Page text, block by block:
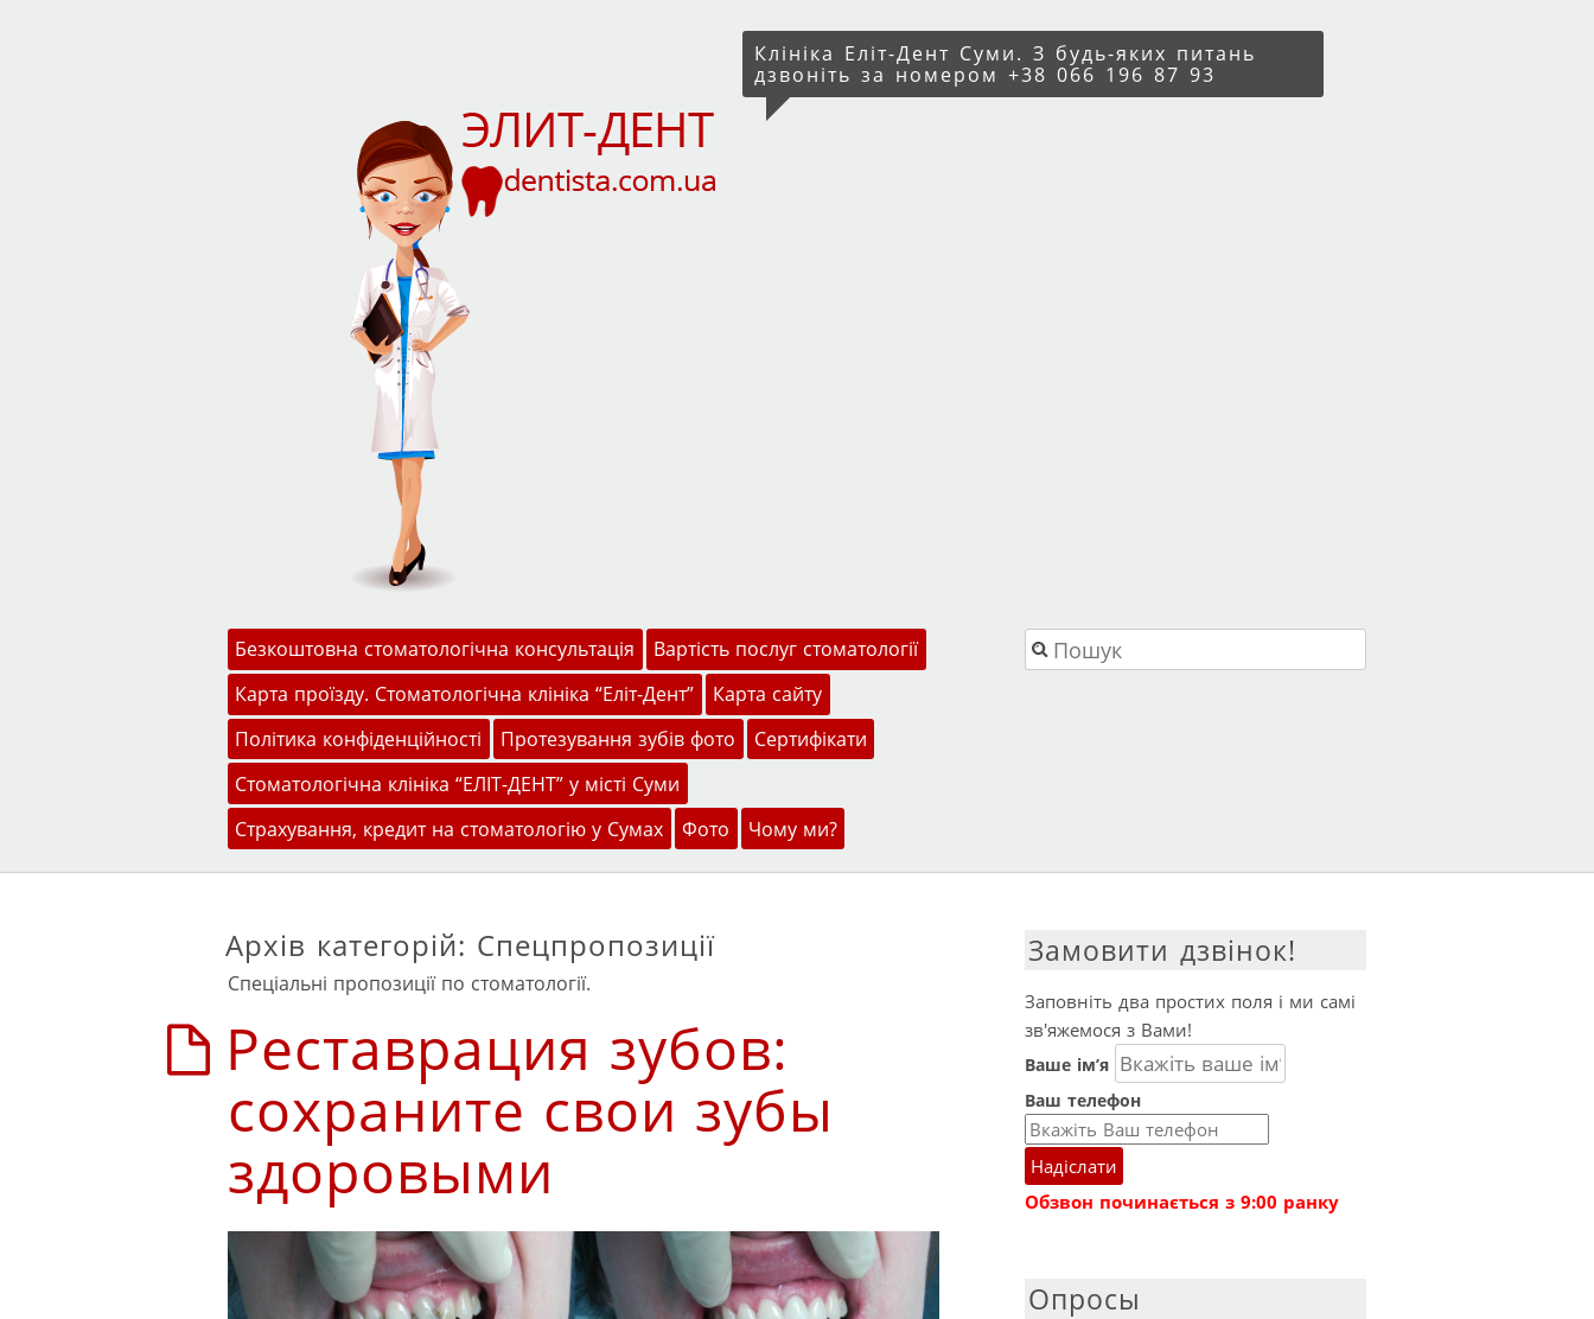
Клініка Еліт-Дент Суми. З будь-яких питань
дзвоніть за номером +38 066 196 87 93
Меню
Перейти до змісту
Безкоштовна стоматологічна консультація
Вартість послуг стоматології
Карта проїзду. Стоматологічна клініка “Еліт-Дент”
Карта сайту
Політика конфіденційності
Протезування зубів фото
Сертифікати
Стоматологічна клініка “ЕЛІТ-ДЕНТ” у місті Суми
Страхування, кредит на стоматологію у Сумах
Фото Чому ми?
Пошук
Архів категорій: Спецпропозиції
Спеціальні пропозиції по стоматології.
Реставрация зубов:
сохраните свои зубы
здоровыми
Замовити дзвінок!
Заповніть два простих поля і ми самі
зв'яжемося з Вами!
Ваше ім’я
Ваш телефон
Надіслати
Обзвон починається з 9:00 ранку
Опросы